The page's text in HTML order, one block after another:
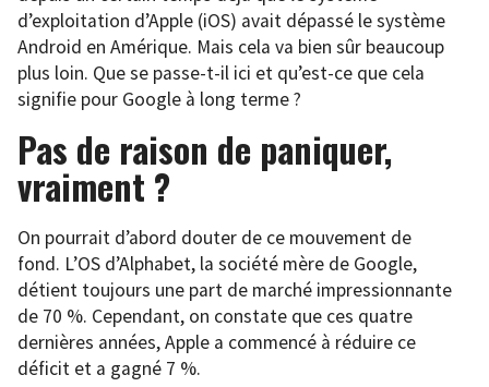
d’exploitation d’Apple (iOS) avait dépassé le système
Android en Amérique. Mais cela va bien sûr beaucoup
plus loin. Que se passe-t-il ici et qu’est-ce que cela
signifie pour Google à long terme ?
Pas de raison de paniquer,
vraiment ?
On pourrait d’abord douter de ce mouvement de
fond. L’OS d’Alphabet, la société mère de Google,
détient toujours une part de marché impressionnante
de 70 %. Cependant, on constate que ces quatre
dernières années, Apple a commencé à réduire ce
déficit et a gagné 7 %.